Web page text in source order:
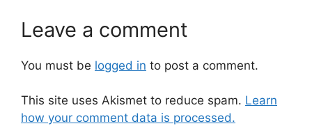
Leave a comment
You must be logged in to post a comment.
This site uses Akismet to reduce spam. Learn
how your comment data is processed.